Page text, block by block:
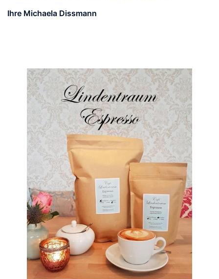
Ihre Michaela Dissmann